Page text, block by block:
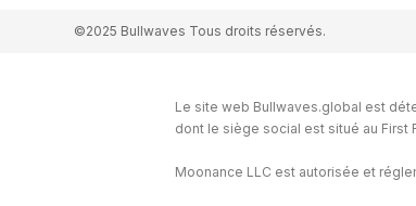
©2025 Bullwaves Tous droits réservés.
Le site web Bullwaves.global est
dont le siège social est situé au First
Moonance LLC est autorisée et